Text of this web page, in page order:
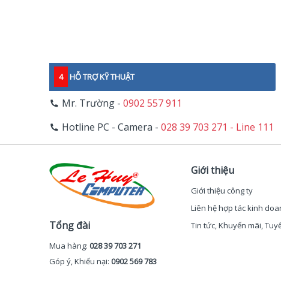
4 HỖ TRỢ KỸ THUẬT
Mr. Trường - 0902 557 911
Hotline PC - Camera - 028 39 703 271 - Line 111
Tổng đài
Mua hàng: 028 39 703 271
Góp ý, Khiếu nại: 0902 569 783
Giới thiệu
Giới thiệu công ty
Liên hệ hợp tác kinh
Tin tức, Khuyến mãi,